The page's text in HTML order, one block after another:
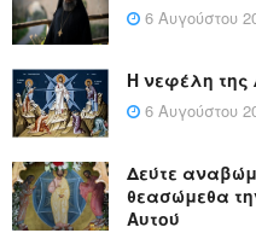
6 Αυγούστου
Η νεφέλη της
6 Αυγούστου
Δεύτε
θεασώμεθα
Αυτού